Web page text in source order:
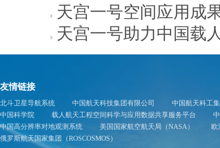
天宫一号空间应用成
天宫一号助力中国载
友情链接
北斗卫星导航系统 中国航天科技集团有限公司
中国航天科工
中国科学院
载人航天工程空间科学与应用数据共享服务平台
中国高分辨率对地观测系统
美国国家航空航天局（NASA）
俄罗斯航天国家集团（ROSCOSMOS）